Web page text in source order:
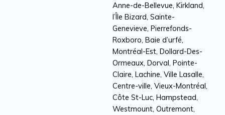
Anne-de-Bellevue, Kirkland,
l’Île Bizard, Sainte-
Genevieve, Pierrefonds-
Roxboro, Baie d’urfé,
Montréal-Est, Dollard-Des-
Ormeaux, Dorval, Pointe-
Claire, Lachine, Ville Lasalle,
Centre-ville, Vieux-Montréal,
Côte St-Luc, Hampstead,
Westmount, Outremont,